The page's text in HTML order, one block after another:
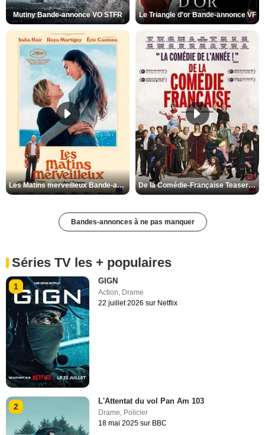
Mutiny Bande-annonce VO STFR Le Triangle d'or Bande-annonce VF
Les Matins merveilleux Bande-annonce VF De la Comédie-Française Teaser VF
Bandes-annonces à ne pas manquer
Séries TV les + populaires
1
GIGN
Action Drame
22 juillet 2026 sur Netflix
2
L'Attentat du vol Pan Am 103
Drame, Policier
18 mai 2025 sur BBC